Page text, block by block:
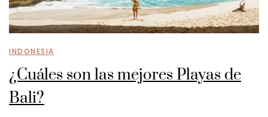
INDONESIA
¿Cuáles son las mejores Playas de
Bali?